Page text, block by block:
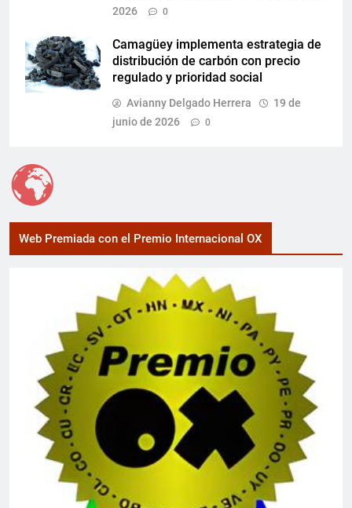
2026
0
Camagüey implementa estrategia de
distribución de carbón con precio
regulado y prioridad social
Avianny Delgado Herrera
19 de
junio de 2026
0
Web Premiada con el Premio Internacional OX